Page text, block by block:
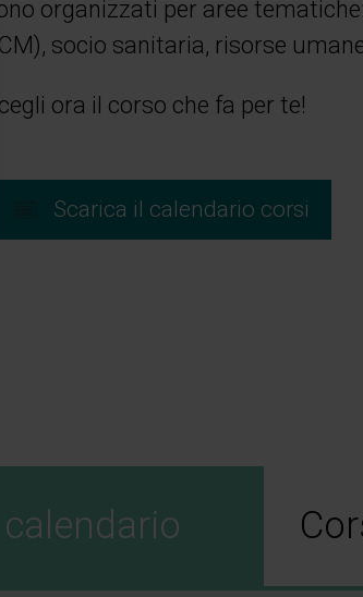
organizzati per aree tematiche:
socio sanitaria, risorse
ora il corso che fa per te!
Scarica il calendario corsi